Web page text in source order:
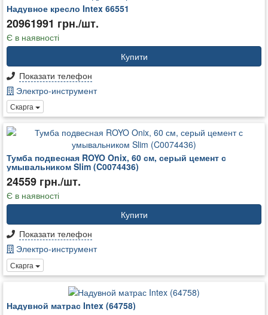
Надувное кресло Intex 66551
20961991 грн./шт.
Є в наявності
Купити
Показати телефон
Электро-инструмент
Скарга
Тумба подвесная ROYO Onix, 60 см, серый цемент с
умывальником Slim (C0074436)
24559 грн./шт.
Є в наявності
Купити
Показати телефон
Электро-инструмент
Скарга
Надувной матрас Intex (64758)